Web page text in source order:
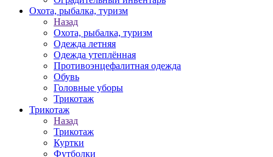
Охота, рыбалка, туризм
Назад
Охота, рыбалка, туризм
Одежда летняя
Одежда утеплённая
Противоэнцефалитная одежда
Обувь
Головные уборы
Трикотаж
Трикотаж
Назад
Трикотаж
Куртки
Футболки